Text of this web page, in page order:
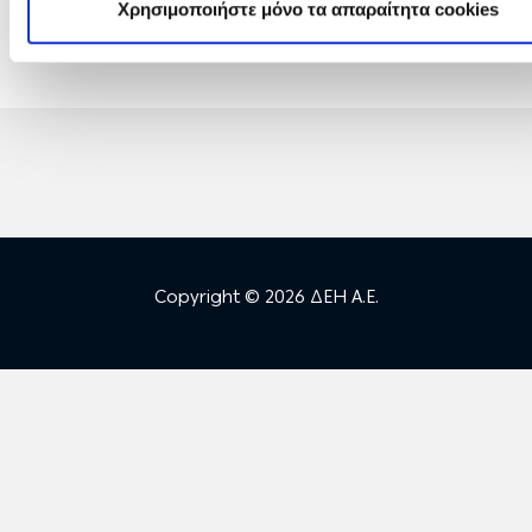
Χρησιμοποιήστε μόνο τα απαραίτητα cookies
Μονάδων Φυσικού Αερίου
Copyright © 2026 ΔΕΗ Α.Ε.